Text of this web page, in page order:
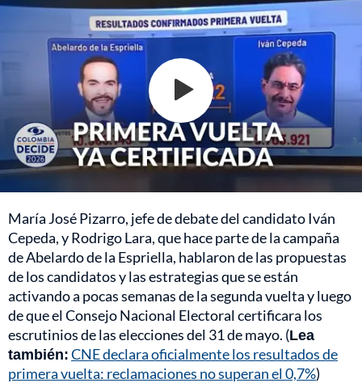
María José Pizarro, jefe de debate del candidato Iván
Cepeda, y Rodrigo Lara, que hace parte de la campaña
de Abelardo de la Espriella, hablaron de las propuestas
de los candidatos y las estrategias que se están
activando a pocas semanas de la segunda vuelta y luego
de que el Consejo Nacional Electoral certificara los
escrutinios de las elecciones del 31 de mayo. (Lea
también:CNE declara oficialmente los resultados de
primera vuelta: reclamaciones no superan el 0,7%)